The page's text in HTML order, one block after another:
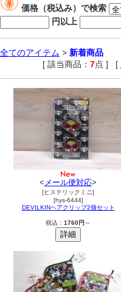
価格（税込み）で検索
円以上
全てのアイテム > 新着商品
[ 該当商品： 7点 ] [
< メール便対応>
[ヒステリックミニ]
[hys-6444]
DEVILKINヘアクリップ2個セット
税込： 1760円 ～